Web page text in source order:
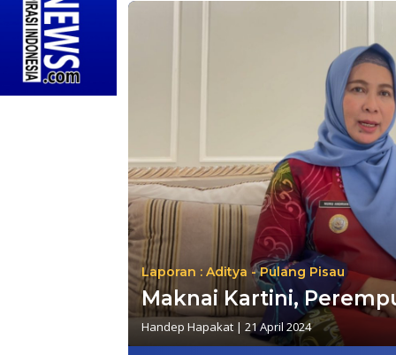
Laporan : Aditya - Pulang Pisau
Maknai Kartini,
Handep Hapakat | 21 April 2024